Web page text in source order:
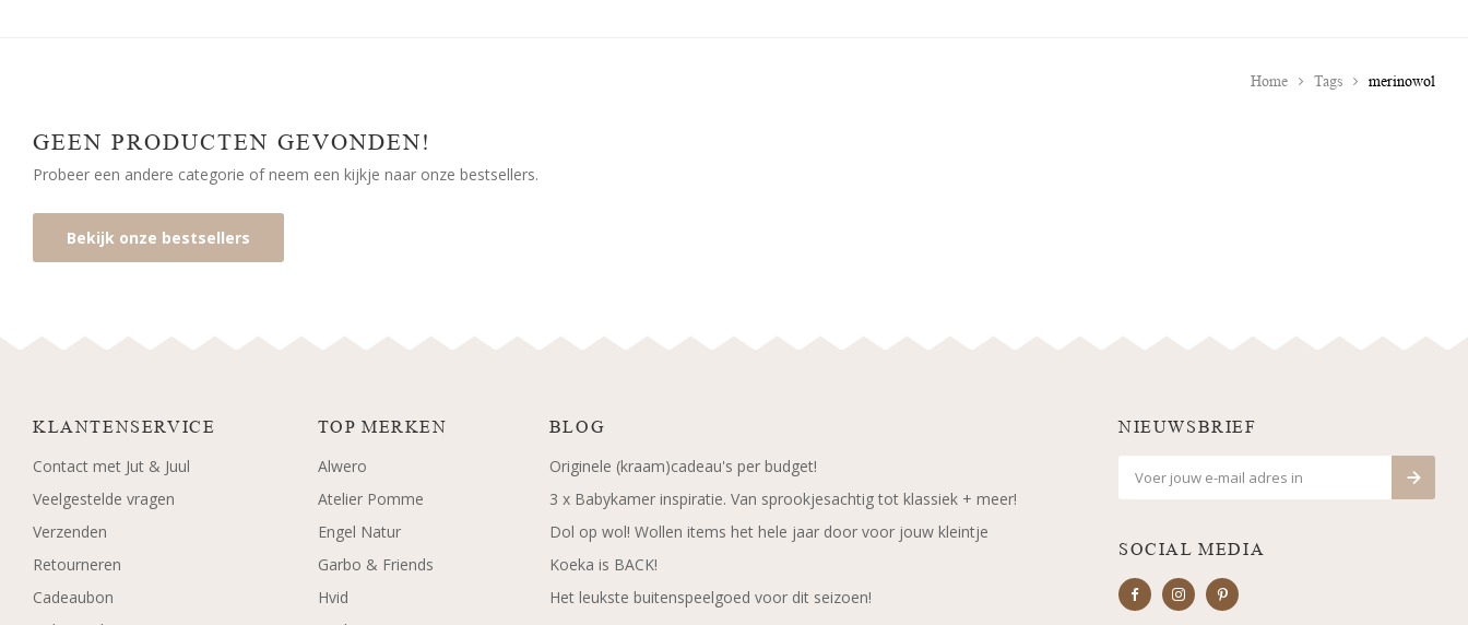
Home Tags merinowol
GEEN PRODUCTEN GEVONDEN!
Probeer een andere categorie of neem een kijkje naar onze bestsellers.
Bekijk onze bestsellers
KLANTENSERVICE
Contact met Jut & Juul
Veelgestelde vragen
Verzenden
Retourneren
Cadeaubon
TOP MERKEN
Alwero
Atelier Pomme
Engel Natur
Garbo & Friends
Hvid
BLOG
Originele (kraam)cadeau's per budget!
3 x Babykamer inspiratie. Van sprookjesachtig tot klassiek + meer!
Dol op wol! Wollen items het hele jaar door voor jouw kleintje
Koeka is BACK!
Het leukste buitenspeelgoed voor dit seizoen!
NIEUWSBRIEF
SOCIAL MEDIA